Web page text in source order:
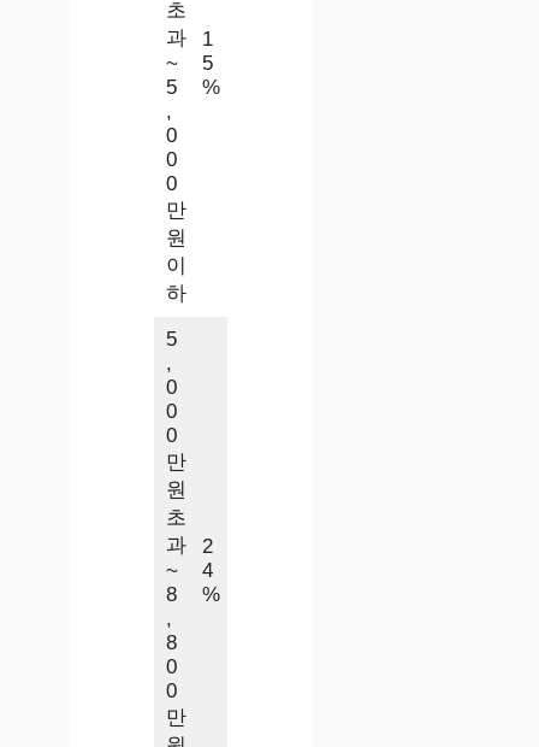
초
과
~
5
,
0
0
0
만
원
이
하
1
5
%
5
,
0
0
0
만
원
초
과
~
8
,
8
0
0
만
2
4
%